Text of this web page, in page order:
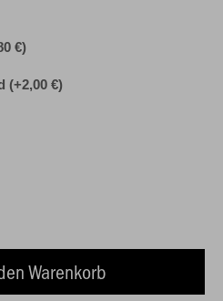
€)
(+2,00 €)
Warenkorb